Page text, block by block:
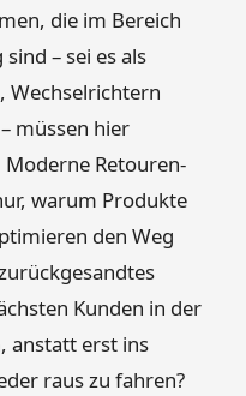
die im Bereich
– sei es als
Wechselrichtern
müssen hier
Retouren-
warum Produkte
den Weg
Kunden in der
anstatt erst ins
raus zu fahren?